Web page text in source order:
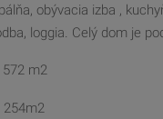
obývacia izba ,
loggia. Celý dom je
572 m2
254m2